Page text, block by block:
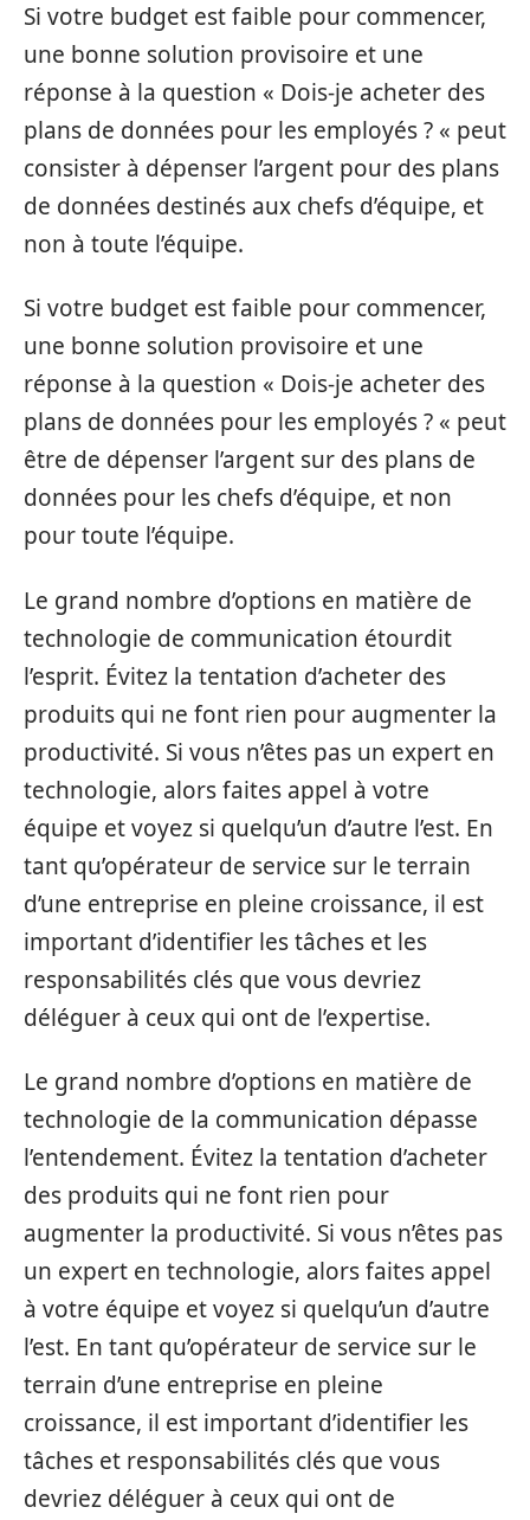
Si votre budget est faible pour commencer,
une bonne solution provisoire et une
réponse à la question « Dois-je acheter des
plans de données pour les employés ? « peut
consister à dépenser l’argent pour des plans
de données destinés aux chefs d’équipe, et
non à toute l’équipe.
Si votre budget est faible pour commencer,
une bonne solution provisoire et une
réponse à la question « Dois-je acheter des
plans de données pour les employés ? « peut
être de dépenser l’argent sur des plans de
données pour les chefs d’équipe, et non
pour toute l’équipe.
Le grand nombre d’options en matière de
technologie de communication étourdit
l’esprit. Évitez la tentation d’acheter des
produits qui ne font rien pour augmenter la
productivité. Si vous n’êtes pas un expert en
technologie, alors faites appel à votre
équipe et voyez si quelqu’un d’autre l’est. En
tant qu’opérateur de service sur le terrain
d’une entreprise en pleine croissance, il est
important d’identifier les tâches et les
responsabilités clés que vous devriez
déléguer à ceux qui ont de l’expertise.
Le grand nombre d’options en matière de
technologie de la communication dépasse
l’entendement. Évitez la tentation d’acheter
des produits qui ne font rien pour
augmenter la productivité. Si vous n’êtes pas
un expert en technologie, alors faites appel
à votre équipe et voyez si quelqu’un d’autre
l’est. En tant qu’opérateur de service sur le
terrain d’une entreprise en pleine
croissance, il est important d’identifier les
tâches et responsabilités clés que vous
devriez déléguer à ceux qui ont de